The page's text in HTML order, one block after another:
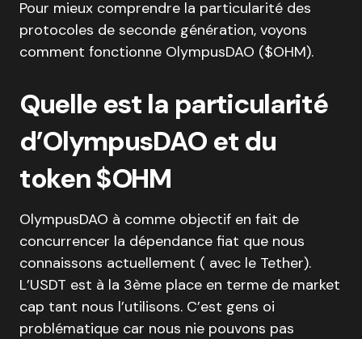
Pour mieux comprendre la particularité des
protocoles de seconde génération, voyons
comment fonctionne OlympusDAO ($OHM).
Quelle est la particularité
d’OlympusDAO et du
token $OHM
OlympusDAO à comme objectif en fait de
concurrencer la dépendance fiat que nous
connaissons actuellement ( avec le Tether).
L’USDT est à la 3ème place en terme de market
cap tant nous l’utilisons. C’est gens oi
problématique car nous nie pouvons pas